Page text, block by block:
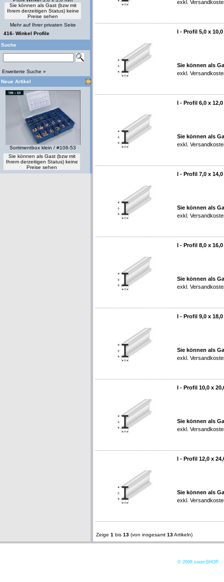
Sie können als Gast (bzw mit
Ihrem derzeitigen Status) keine
Preise sehen
Mehr auf Ihrer privaten Seite
416- Winkel Profile
Suche
Erweiterte Suche »
Neue Artikel
Sortimentbox klein / #106-53
Sie können als Gast (bzw mit
Ihrem derzeitigen Status) keine
Preise sehen
exkl.
I - Profil 5,0 x
Sie können als
exkl.
I - Profil 6,0 x
Sie können als
exkl.
I - Profil 7,0 x
Sie können als
exkl.
I - Profil 8,0 x
Sie können als
exkl.
I - Profil 9,0 x
Sie können als
exkl.
I - Profil 10,0 x
Sie können als
exkl.
I - Profil 12,0 x
Sie können als
exkl.
Zeige 1 bis 13 (von insgesamt 13Artikeln)
© 2006 xoomSHOP. -